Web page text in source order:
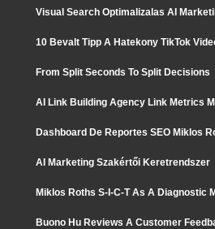
Visual Search Optimalizalas AI
10 Bevalt Tipp A Hatekony TikTok
From Split Seconds To Split Decisions
AI Link Building Agency Link Metrics
Dashboard De Reportes SEO Miklos
AI Marketing Szakértői Keretrendszer
Miklos Roths S-I-C-T As A Diagnostic
Buono Hu Reviews A Customer